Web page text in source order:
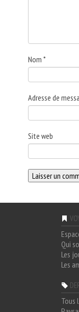
Nom *
Adresse de
Site web
Qui
Les
Les
Tous